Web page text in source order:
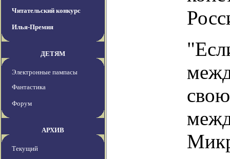
Читательский конкурс
Илья-Премия
ДЕТЯМ
Электронные пампасы
Фантастика
Форум
АРХИВ
Текущий